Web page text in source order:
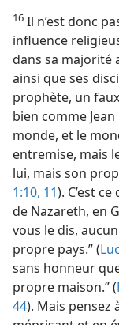
16 Il n’est donc
influence
dans sa majorité
ainsi que ses
prophète, un
bien comme
monde, et le
entremise, mais
lui, mais son
1:10, 11). C’est
de Nazareth, en
vous le dis,
propre pays.” (
sans honneur
propre maison.” (
44). Mais pensez